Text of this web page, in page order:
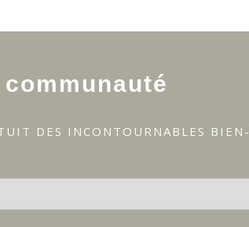
DES INCONTOURNABLES